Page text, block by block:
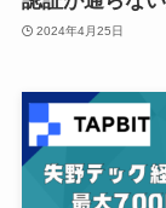
2024年4月25日